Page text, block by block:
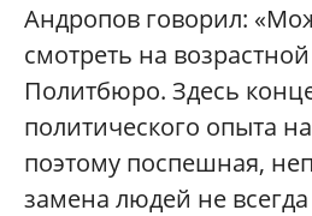
Андропов говорил:
смотреть на
Политбюро. Здесь
политического опыта
поэтому поспешная,
замена людей не